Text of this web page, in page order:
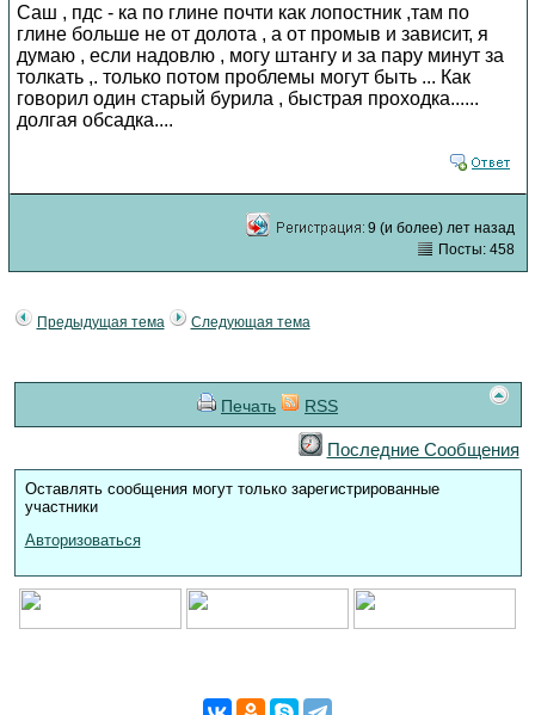
Саш , пдс - ка по глине почти как лопостник ,там по
глине больше не от долота , а от промыв и зависит, я
думаю , если надовлю , могу штангу и за пару минут за
толкать ,. только потом проблемы могут быть ... Как
говорил один старый бурила , быстрая проходка......
долгая обсадка....
9 (и более) лет назад
Посты: 458
Предыдущая тема Следующая тема
Печать RSS
Последние Сообщения
Оставлять сообщения могут только зарегистрированные
участники
Авторизоваться